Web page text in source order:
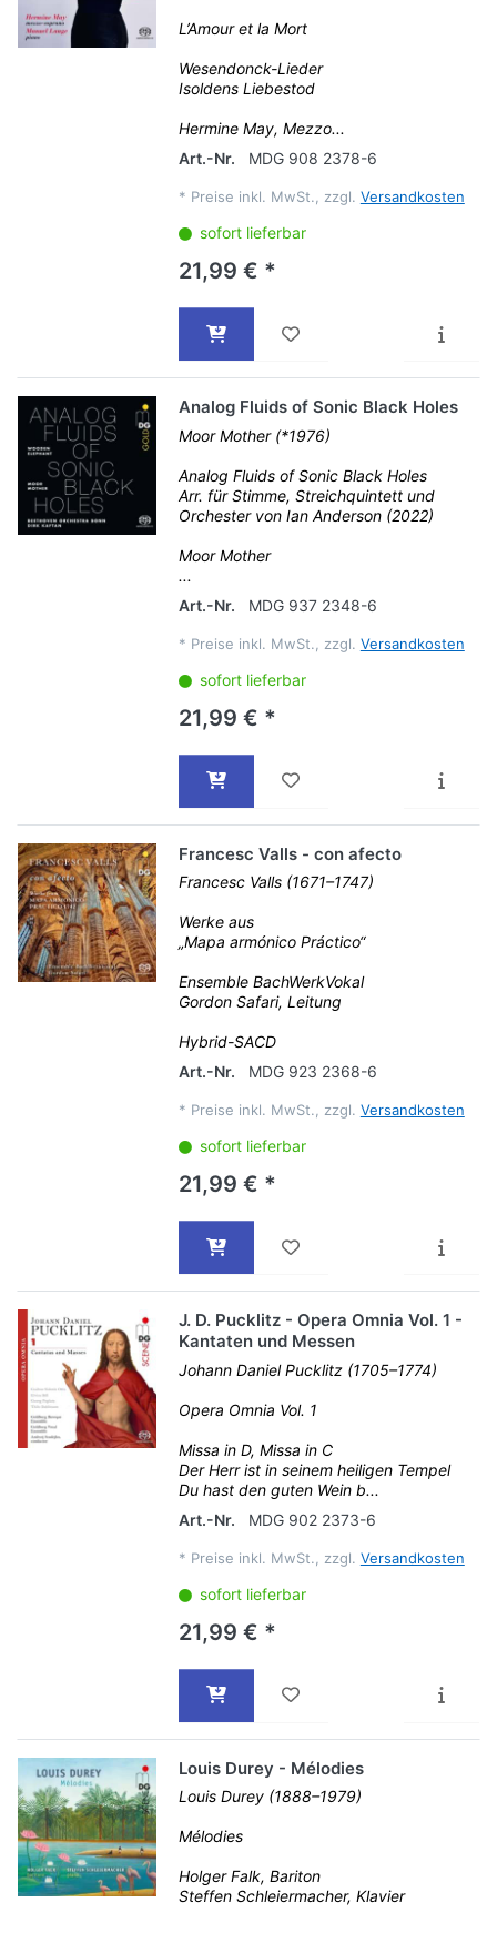
L’Amour et la Mort
Wesendonck-Lieder
Isoldens Liebestod
Hermine May, Mezzo...
Art.-Nr.
MDG 908 2378-6
* Preise inkl. MwSt., zzgl. Versandkosten
sofort lieferbar
21,99 € *
Analog Fluids of Sonic Black Holes
Moor Mother (*1976)
Analog Fluids of Sonic Black Holes
Arr. für Stimme, Streichquintett und
Orchester von Ian Anderson (2022)
Moor Mother
...
Art.-Nr.
MDG 937 2348-6
* Preise inkl. MwSt., zzgl. Versandkosten
sofort lieferbar
21,99 € *
Francesc Valls - con afecto
Francesc Valls (1671–1747)
Werke aus
„Mapa armónico Práctico“
Ensemble BachWerkVokal
Gordon Safari, Leitung
Hybrid-SACD
Art.-Nr.
MDG 923 2368-6
* Preise inkl. MwSt., zzgl. Versandkosten
sofort lieferbar
21,99 € *
J. D. Pucklitz - Opera Omnia Vol. 1 -
Kantaten und Messen
Johann Daniel Pucklitz (1705–1774)
Opera Omnia Vol. 1
Missa in D, Missa in C
Der Herr ist in seinem heiligen Tempel
Du hast den guten Wein b...
Art.-Nr.
MDG 902 2373-6
* Preise inkl. MwSt., zzgl. Versandkosten
sofort lieferbar
21,99 € *
Louis Durey - Mélodies
Louis Durey (1888–1979)
Mélodies
Holger Falk, Bariton
Steffen Schleiermacher, Klavier